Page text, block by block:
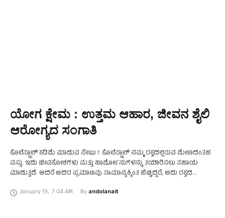
ಯೋಗ ಕ್ಷೇಮ : ಉತ್ತಮ ಆಹಾರ, ಜೀವನ ಶೈಲಿ
ಆರೋಗ್ಯದ ಸಂಗಾತಿ
ಕೊಲೆಸ್ಟ್ರಾಲ್ ಕಡಿಮೆ ಮಾಡುವ ಸೇಬು !: ಕೊಲೆಸ್ಟ್ರಾಲ್ ನಮ್ಮ ರಕ್ತದಲ್ಲಿರುವ ಮೇಣದಂತಹ
ವಸ್ತು. ಇದು ಜೀವಕೋಶಗಳು ಮತ್ತು ಹಾರ್ಮೋನುಗಳನ್ನು ತಯಾರಿಸಲು ಸಹಾಯ
ಮಾಡುತ್ತದೆ. ಆದರೆ ಅದರ ಪ್ರಮಾಣವು ಸಾಮಾನ್ಯಕ್ಕಿಂತ ಹೆಚ್ಚಿದ್ದರೆ, ಅದು ರಕ್ತದ
January 19, 7:04 AM By andolanait